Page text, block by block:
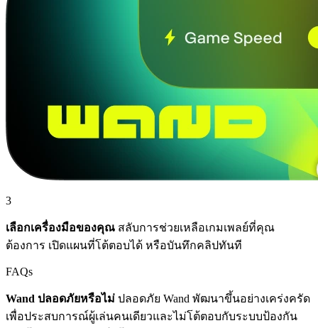
3
เลือกเครื่องมือของคุณ สลับการช่วยเหลือเกมเพลย์ที่คุณ
ต้องการ เปิดแผนที่โต้ตอบได้ หรือบันทึกคลิปทันที
FAQs
Wand ปลอดภัยหรือไม่ ปลอดภัย Wand พัฒนาขึ้นอย่างเคร่งครัด
เพื่อประสบการณ์ผู้เล่นคนเดียวและไม่โต้ตอบกับระบบป้องกัน